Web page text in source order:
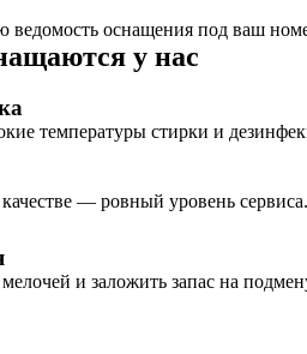
оснащения под ваш
у нас
температуры стирки и
— ровный уровень сервиса.
и заложить запас на